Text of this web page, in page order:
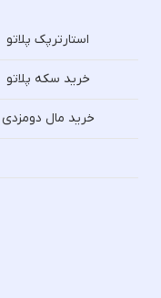
استارترپک پلاتو
خرید سکه پلاتو
خرید مال دومزدی